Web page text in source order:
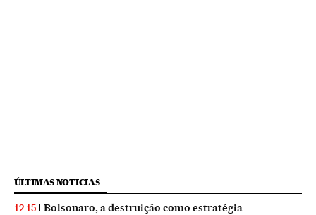
ÚLTIMAS NOTICIAS
12:15 Bolsonaro, a destruição como estratégia